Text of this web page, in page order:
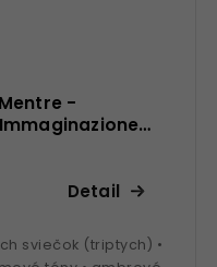
-
Detail
sviečok (triptych) •